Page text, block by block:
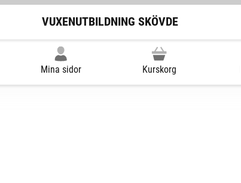
VUXENUTBILDNING SKÖVDE
Mina sidor Kurskorg